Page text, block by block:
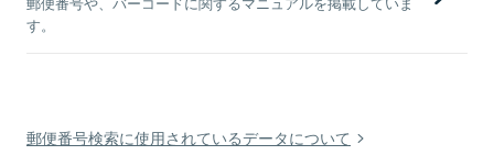
す。
郵便番号検索に使用されているデータについて